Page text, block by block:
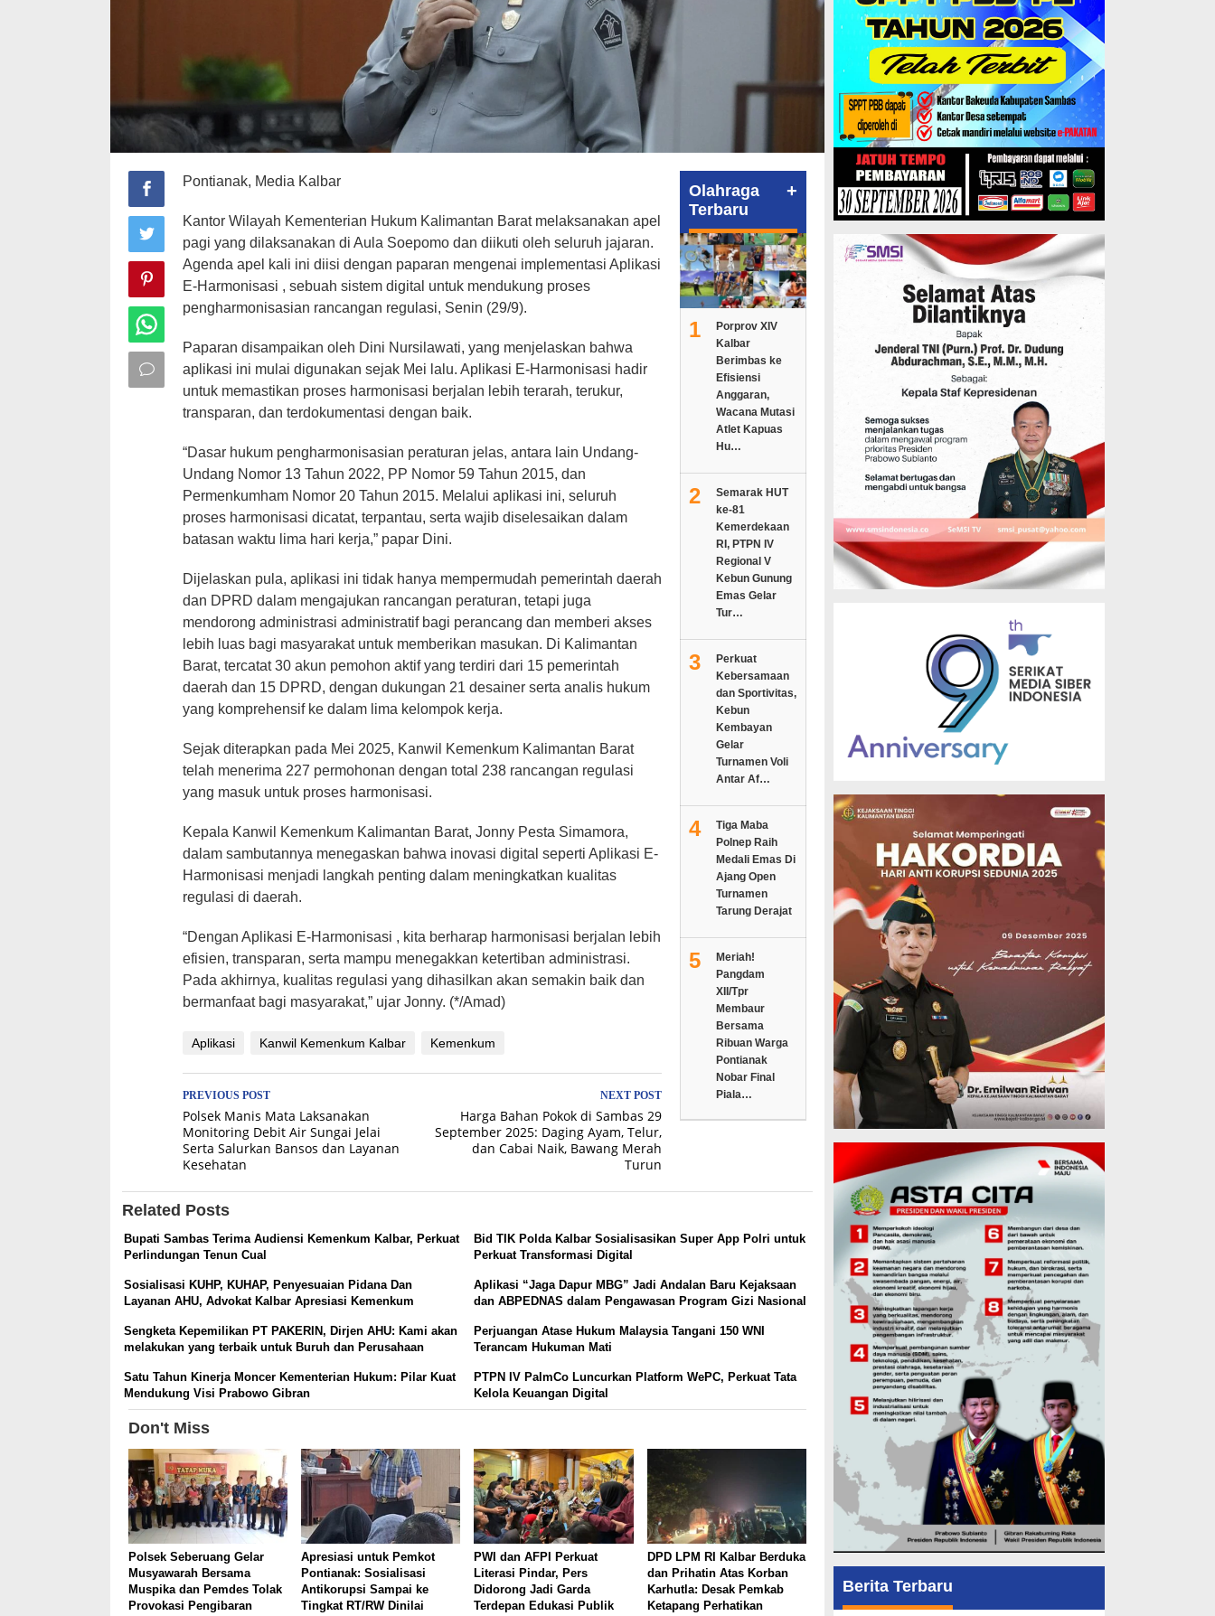
Pontianak, Media Kalbar
Kantor Wilayah Kementerian Hukum Kalimantan Barat melaksanakan apel
pagi yang dilaksanakan di Aula Soepomo dan diikuti oleh seluruh jajaran.
Agenda apel kali ini diisi dengan paparan mengenai implementasi Aplikasi
E-Harmonisasi , sebuah sistem digital untuk mendukung proses
pengharmonisasian rancangan regulasi, Senin (29/9).
Paparan disampaikan oleh Dini Nursilawati, yang menjelaskan bahwa
aplikasi ini mulai digunakan sejak Mei lalu. Aplikasi E-Harmonisasi hadir
untuk memastikan proses harmonisasi berjalan lebih terarah, terukur,
transparan, dan terdokumentasi dengan baik.
“Dasar hukum pengharmonisasian peraturan jelas, antara lain Undang-
Undang Nomor 13 Tahun 2022, PP Nomor 59 Tahun 2015, dan
Permenkumham Nomor 20 Tahun 2015. Melalui aplikasi ini, seluruh
proses harmonisasi dicatat, terpantau, serta wajib diselesaikan dalam
batasan waktu lima hari kerja,” papar Dini.
Dijelaskan pula, aplikasi ini tidak hanya mempermudah pemerintah daerah
dan DPRD dalam mengajukan rancangan peraturan, tetapi juga
mendorong administrasi administratif bagi perancang dan memberi akses
lebih luas bagi masyarakat untuk memberikan masukan. Di Kalimantan
Barat, tercatat 30 akun pemohon aktif yang terdiri dari 15 pemerintah
daerah dan 15 DPRD, dengan dukungan 21 desainer serta analis hukum
yang komprehensif ke dalam lima kelompok kerja.
Sejak diterapkan pada Mei 2025, Kanwil Kemenkum Kalimantan Barat
telah menerima 227 permohonan dengan total 238 rancangan regulasi
yang masuk untuk proses harmonisasi.
Kepala Kanwil Kemenkum Kalimantan Barat, Jonny Pesta Simamora,
dalam sambutannya menegaskan bahwa inovasi digital seperti Aplikasi E-
Harmonisasi menjadi langkah penting dalam meningkatkan kualitas
regulasi di daerah.
“Dengan Aplikasi E-Harmonisasi , kita berharap harmonisasi berjalan lebih
efisien, transparan, serta mampu menegakkan ketertiban administrasi.
Pada akhirnya, kualitas regulasi yang dihasilkan akan semakin baik dan
bermanfaat bagi masyarakat,” ujar Jonny. (*/Amad)
Aplikasi Kanwil Kemenkum Kalbar Kemenkum
Post
navigation
PREVIOUS POST
Polsek Manis Mata Laksanakan
Monitoring Debit Air Sungai Jelai
Serta Salurkan Bansos dan Layanan
Kesehatan
NEXT POST
Harga Bahan Pokok di Sambas 29
September 2025: Daging Ayam, Telur,
dan Cabai Naik, Bawang Merah
Turun
Olahraga
Terbaru
+
1
Porprov XIV
Kalbar
Berimbas ke
Efisiensi
Anggaran,
Wacana Mutasi
Atlet Kapuas
Hu…
2
Semarak HUT
ke-81
Kemerdekaan
RI, PTPN IV
Regional V
Kebun Gunung
Emas Gelar
Tur…
3
Perkuat
Kebersamaan
dan Sportivitas,
Kebun
Kembayan
Gelar
Turnamen Voli
Antar Af…
4
Tiga Maba
Polnep Raih
Medali Emas Di
Ajang Open
Turnamen
Tarung Derajat
5
Meriah!
Pangdam
XII/Tpr
Membaur
Bersama
Ribuan Warga
Pontianak
Nobar Final
Piala…
Related Posts
Bupati Sambas Terima Audiensi Kemenkum Kalbar, Perkuat
Perlindungan Tenun Cual
Bid TIK Polda Kalbar Sosialisasikan Super App Polri untuk
Perkuat Transformasi Digital
Sosialisasi KUHP, KUHAP, Penyesuaian Pidana Dan
Layanan AHU, Advokat Kalbar Apresiasi Kemenkum
Aplikasi “Jaga Dapur MBG” Jadi Andalan Baru Kejaksaan
dan ABPEDNAS dalam Pengawasan Program Gizi Nasional
Sengketa Kepemilikan PT PAKERIN, Dirjen AHU: Kami akan
melakukan yang terbaik untuk Buruh dan Perusahaan
Perjuangan Atase Hukum Malaysia Tangani 150 WNI
Terancam Hukuman Mati
Satu Tahun Kinerja Moncer Kementerian Hukum: Pilar Kuat
Mendukung Visi Prabowo Gibran
PTPN IV PalmCo Luncurkan Platform WePC, Perkuat Tata
Kelola Keuangan Digital
Don't Miss
Polsek Seberuang Gelar
Musyawarah Bersama
Muspika dan Pemdes Tolak
Provokasi Pengibaran
Apresiasi untuk Pemkot
Pontianak: Sosialisasi
Antikorupsi Sampai ke
Tingkat RT/RW Dinilai
PWI dan AFPI Perkuat
Literasi Pindar, Pers
Didorong Jadi Garda
Terdepan Edukasi Publik
DPD LPM RI Kalbar Berduka
dan Prihatin Atas Korban
Karhutla: Desak Pemkab
Ketapang Perhatikan
Berita Terbaru